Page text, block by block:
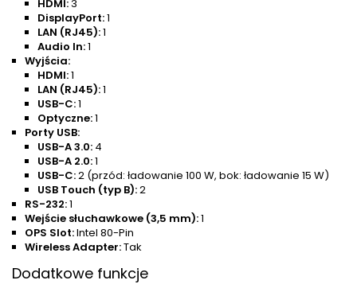
HDMI:3
DisplayPort:1
LAN (RJ45):1
Audio In:1
Wyjścia:
HDMI:1
LAN (RJ45):1
USB-C:1
Optyczne:1
Porty USB:
USB-A 3.0: 4
USB-A 2.0:1
USB-C:2 (przód: ładowanie 100 W, bok: ładowanie 15 W)
USB Touch (typ B):2
RS-232:1
Wejście słuchawkowe (3,5 mm):1
OPS Slot:Intel 80-Pin
Wireless Adapter:Tak
Dodatkowe funkcje